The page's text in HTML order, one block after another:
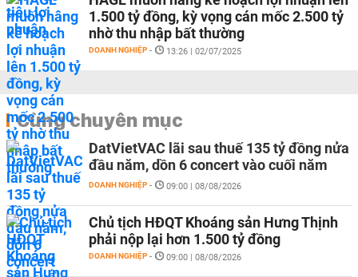
1.500 tỷ đồng, kỳ vọng cán mốc 2.500 tỷ
nhờ thu nhập bất thường
DOANH NGHIỆP - 13:26 | 02/07/2025
Cùng chuyên mục
DatVietVAC lãi sau thuế 135 tỷ đồng nửa
đầu năm, dồn 6 concert vào cuối năm
DOANH NGHIỆP - 09:00 | 08/08/2026
Chủ tịch HĐQT Khoáng sản Hưng Thịnh
phải nộp lại hơn 1.500 tỷ đồng
DOANH NGHIỆP - 09:00 | 08/08/2026